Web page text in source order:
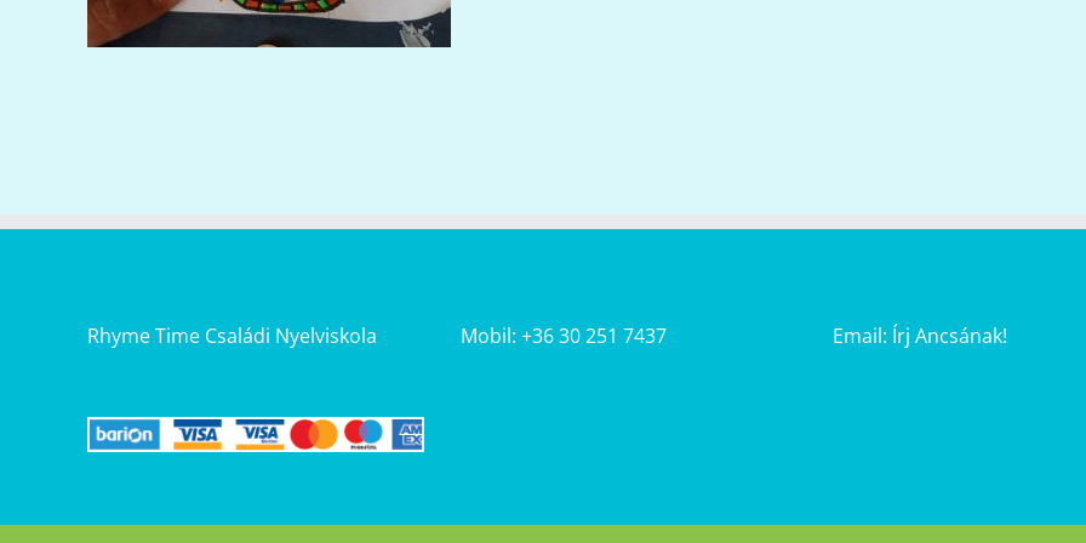
Rhyme Time Családi Nyelviskola Mobil: +36 30 251 7437 Email: Írj Ancsának!